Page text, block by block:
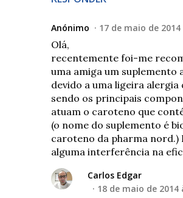
Anónimo 17 de maio de 2014
Olá,
recentemente foi-me
uma amiga um suplemento
devido a uma ligeira alergia
sendo os principais
atuam o caroteno que
(o nome do suplemento é
caroteno da pharma nord.)
alguma interferência na
Carlos Edgar
18 de maio de 2014